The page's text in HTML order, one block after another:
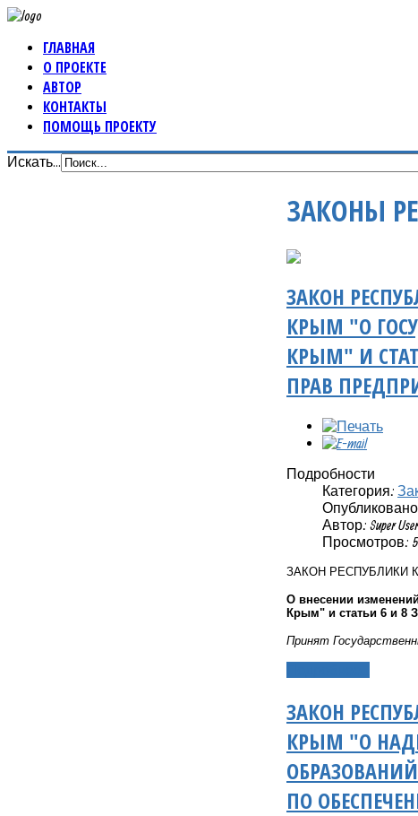
ГЛАВНАЯ
О ПРОЕКТЕ
АВТОР
КОНТАКТЫ
ПОМОЩЬ ПРОЕКТУ
Искать...
ЗАКОНЫ
ЗАКОН
КРЫМ "О
КРЫМ" И
ПРАВ
Подробности
Категория:
Опубликовано
Автор: Super User
Просмотров:
ЗАКОН РЕСПУБЛИКИ
О внесении
Крым" и статьи 6 и 8
Принят
ЗАКОН
КРЫМ "О
ПО